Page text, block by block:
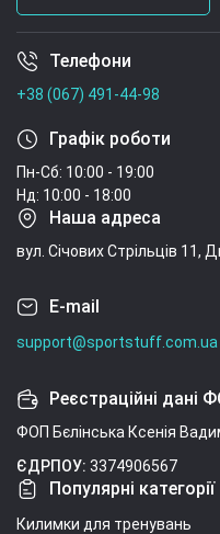
Умови угоди
Телефони
+38 (067) 491-44-98
Графік роботи
Пн-Сб: 10:00 - 19:00
Нд: 10:00 - 18:00
Наша адреса
вул. Січових Стрільців 11,
E-mail
support@sportstuff.com.ua
Реєстраційні дані
ФОП Бєлінська Ксенія
ЄДРПОУ: 3374906567
Популярні категорії
Килимки для тренувань